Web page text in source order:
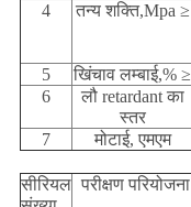
4 तन्य शक्ति,Mpa ≥
5 खिंचाव लम्बाई,% ≥
6
लौ retardant का
स्तर
7 मोटाई, एमएम
सीरियल परीक्षण परियोजना